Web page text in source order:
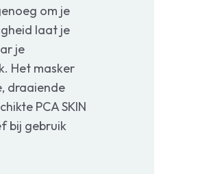
om je
laat je
je
Het masker
draaiende
PCA SKIN
bij gebruik